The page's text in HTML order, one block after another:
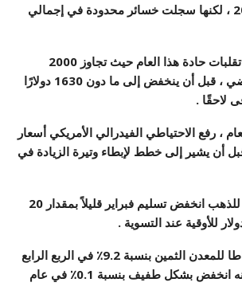
الماضي في عام 2022 ، لكنها سجلت خسائر محدودة في إجمالي
وشهد المعدن الثمين تقلبات حادة هذا العام حيث تجاوز 2000
دولار في مارس الماضي ، قبل أن ينخفض إلى ما دون 1630 دولارًا
لاحقًا .
، رفع الاحتياطي الفيدرالي الأمريكي أسعار
أن يشير إلى خطط لإبطاء وتيرة الزيادة في
ارتفعت العقود الآجلة للذهب انخفض تسليم فبراير قليلاً بمقدار 20
ارتفع العقد الأكثر نشاطا للمعدن الثمين بنسبة 9.2٪ في الربع الرابع
من العام الجاري ، لكنه انخفض بشكل طفيف بنسبة 0.1٪ في عام